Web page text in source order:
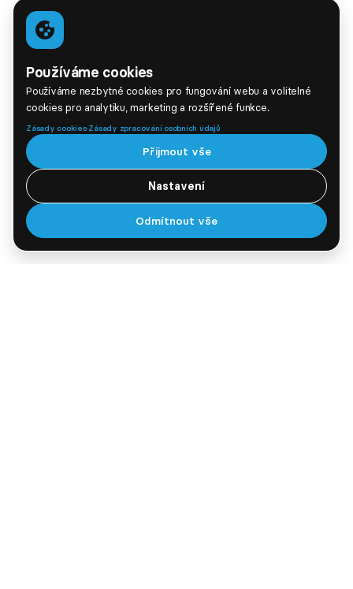
Používáme cookies
Používáme nezbytné cookies pro fungování webu a volitelné
cookies pro analytiku, marketing a rozšířené funkce.
Zásady cookies·Zásady zpracování osobních údajů
Přijmout vše
Nastavení
Odmítnout vše